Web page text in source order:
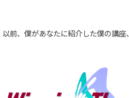
以前、僕があなたに紹介した僕の講座、